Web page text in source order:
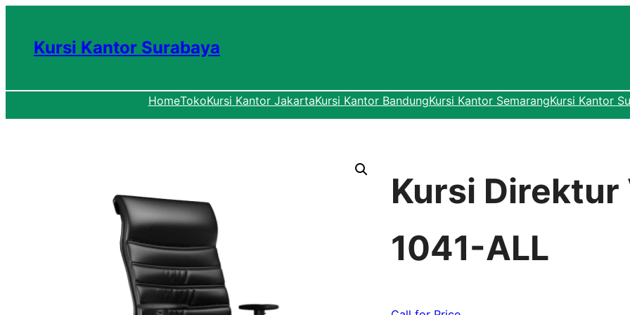
Kursi Kantor Surabaya
HomeTokoKursi Kantor JakartaKursi Kantor BandungKursi Kantor SemarangKursi Kantor
Kursi Direktur
1041-ALL